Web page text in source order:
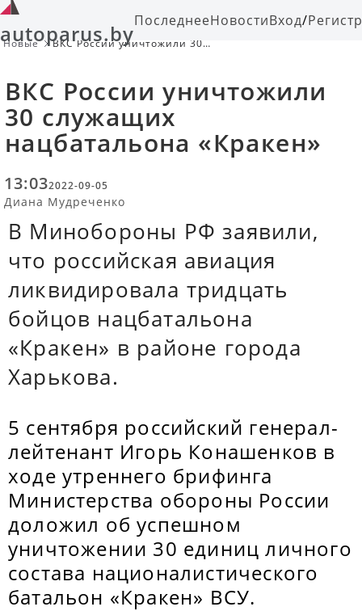
autoparus.byПоследнееНовостиВход/
Новые
ВКС России уничтожили 30
ВКС России уничтожили
30 служащих
нацбатальона «Кракен»
13:032022-09-05
Диана Мудреченко
В Минобороны РФ заявили,
что российская авиация
ликвидировала тридцать
бойцов нацбатальона
«Кракен» в районе города
Харькова.
5 сентября российский генерал-
лейтенант Игорь Конашенков в
ходе утреннего брифинга
Министерства обороны России
доложил об успешном
уничтожении 30 единиц личного
состава националистического
батальон «Кракен» ВСУ.